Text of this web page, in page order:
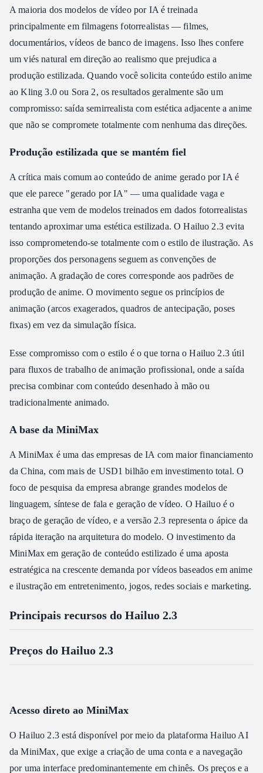
A maioria dos modelos de vídeo por IA é treinada
principalmente em filmagens fotorrealistas — filmes,
documentários, vídeos de banco de imagens. Isso lhes confere
um viés natural em direção ao realismo que prejudica a
produção estilizada. Quando você solicita conteúdo estilo anime
ao Kling 3.0 ou Sora 2, os resultados geralmente são um
compromisso: saída semirrealista com estética adjacente a anime
que não se compromete totalmente com nenhuma das direções.
Produção estilizada que se mantém fiel
A crítica mais comum ao conteúdo de anime gerado por IA é
que ele parece "gerado por IA" — uma qualidade vaga e
estranha que vem de modelos treinados em dados fotorrealistas
tentando aproximar uma estética estilizada. O Hailuo 2.3 evita
isso comprometendo-se totalmente com o estilo de ilustração. As
proporções dos personagens seguem as convenções de
animação. A gradação de cores corresponde aos padrões de
produção de anime. O movimento segue os princípios de
animação (arcos exagerados, quadros de antecipação, poses
fixas) em vez da simulação física.
Esse compromisso com o estilo é o que torna o Hailuo 2.3 útil
para fluxos de trabalho de animação profissional, onde a saída
precisa combinar com conteúdo desenhado à mão ou
tradicionalmente animado.
A base da MiniMax
A MiniMax é uma das empresas de IA com maior financiamento
da China, com mais de USD1 bilhão em investimento total. O
foco de pesquisa da empresa abrange grandes modelos de
linguagem, síntese de fala e geração de vídeo. O Hailuo é o
braço de geração de vídeo, e a versão 2.3 representa o ápice da
rápida iteração na arquitetura do modelo. O investimento da
MiniMax em geração de conteúdo estilizado é uma aposta
estratégica na crescente demanda por vídeos baseados em anime
e ilustração em entretenimento, jogos, redes sociais e marketing.
Principais recursos do Hailuo 2.3
Preços do Hailuo 2.3
Acesso direto ao MiniMax
O Hailuo 2.3 está disponível por meio da plataforma Hailuo AI
da MiniMax, que exige a criação de uma conta e a navegação
por uma interface predominantemente em chinês. Os preços e a